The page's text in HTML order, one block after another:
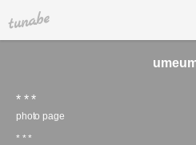
tuna.be
* * *
photo page
* * *